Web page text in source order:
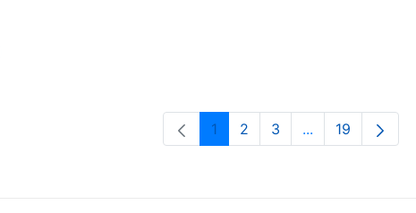
Página
1 Página
2 Página
3 ...PáginasPágina
19